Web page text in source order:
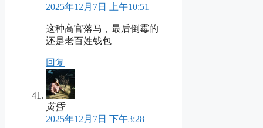
2025年12月7日 上午10:51
这种高官落马，最后倒霉的
还是老百姓钱包
回复
黄昏
2025年12月7日 下午3:28